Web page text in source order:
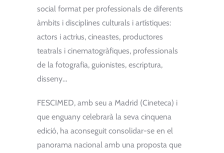
social format per professionals de diferents
àmbits i disciplines culturals i artístiques:
actors i actrius, cineastes, productores
teatrals i cinematogràfiques, professionals
de la fotografia, guionistes, escriptura,
disseny…
FESCIMED, amb seu a Madrid (Cineteca) i
que enguany celebrarà la seva cinquena
edició, ha aconseguit consolidar-se en el
panorama nacional amb una proposta que